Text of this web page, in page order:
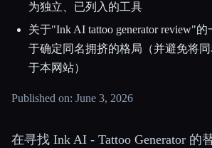
为独立、已列入的工具
关于"Ink AI tattoo generator review"
于确定同名拥挤的格局（并避免将
于本网站）
Published on: June 3, 2026
在寻找 Ink AI - Tattoo Generator 的